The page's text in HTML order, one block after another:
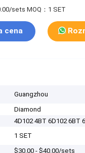
sets MOQ：1 SET
cena
Guangzhou
Diamond
4D102 4BT 6D102 6BT
1 SET
$30.00 - $40.00/sets